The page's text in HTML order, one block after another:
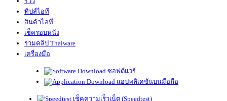
ทิปส์ไอที
สินค้าไอที
เช็ครอบหนัง
รวมคลิป Thaiware
เครื่องมือ
ซอฟต์แวร์
แอปพลิเคชันบนมือถือ
เช็คความเร็วเน็ต (Speedtest)